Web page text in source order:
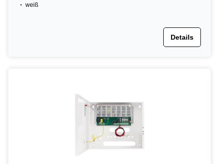
weiß
Details